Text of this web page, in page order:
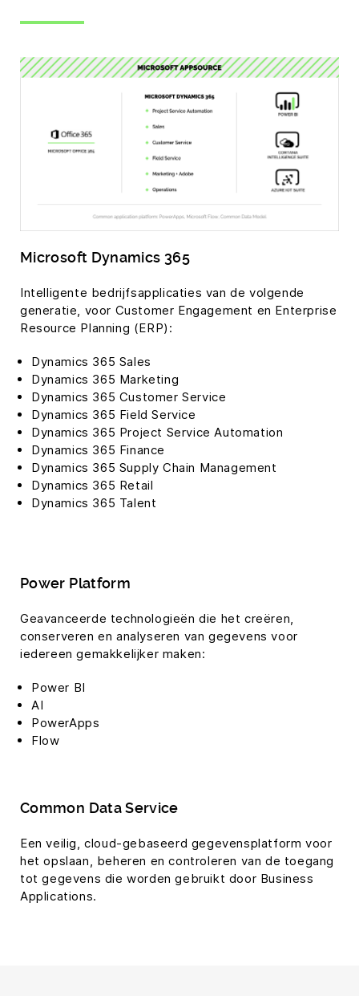
Microsoft Dynamics 365
Intelligente bedrijfsapplicaties van de volgende
generatie, voor Customer Engagement en Enterprise
Resource Planning (ERP):
Dynamics 365 Sales
Dynamics 365 Marketing
Dynamics 365 Customer Service
Dynamics 365 Field Service
Dynamics 365 Project Service Automation
Dynamics 365 Finance
Dynamics 365 Supply Chain Management
Dynamics 365 Retail
Dynamics 365 Talent
Power Platform
Geavanceerde technologieën die het creëren,
conserveren en analyseren van gegevens voor
iedereen gemakkelijker maken:
Power BI
AI
PowerApps
Flow
Common Data Service
Een veilig, cloud-gebaseerd gegevensplatform voor
het opslaan, beheren en controleren van de toegang
tot gegevens die worden gebruikt door Business
Applications.